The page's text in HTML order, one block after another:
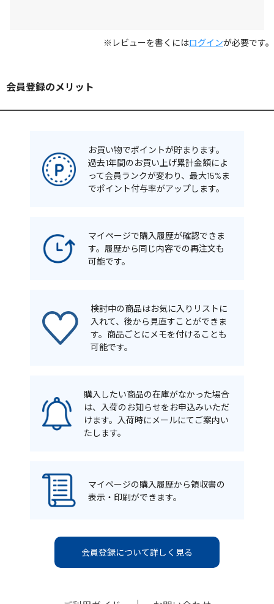
※レビューを書くにはログインが必要です。
会員登録のメリット
お買い物でポイントが貯まります。
過去1年間のお買い上げ累計金額によ
って会員ランクが変わり、最大15%ま
でポイント付与率がアップします。
マイページで購入履歴が確認できま
す。履歴から同じ内容での再注文も
可能です。
検討中の商品はお気に入りリストに
入れて、後から見直すことができま
す。商品ごとにメモを付けることも
可能です。
購入したい商品の在庫がなかった場合
は、入荷のお知らせをお申込みいただ
けます。入荷時にメールにてご案内い
たします。
マイページの購入履歴から領収書の
表示・印刷ができます。
会員登録について詳しく見る